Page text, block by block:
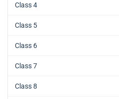
Class 4
Class 5
Class 6
Class 7
Class 8